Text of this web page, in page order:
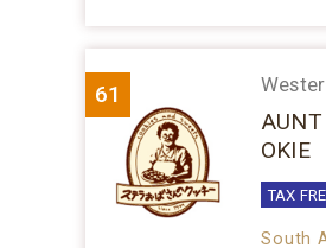
61
OKIE
TAX
South